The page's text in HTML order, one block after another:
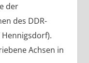
der
des DDR-
Hennigsdorf).
Achsen in